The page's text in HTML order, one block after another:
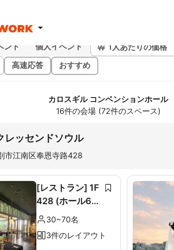
ント 個人イベント 1人あたりの価格
高速応答 おすすめ
カロスギル コンベンションホール
16件の会場 (72件のスペース)
レッセンドソウル
市江南区奉恩寺路428
[レストラン] 1F
428 (ホール60
席+ルーム10席)
30~70名
3件のレイアウト